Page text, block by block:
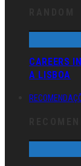
CAREERS
A LISBOA